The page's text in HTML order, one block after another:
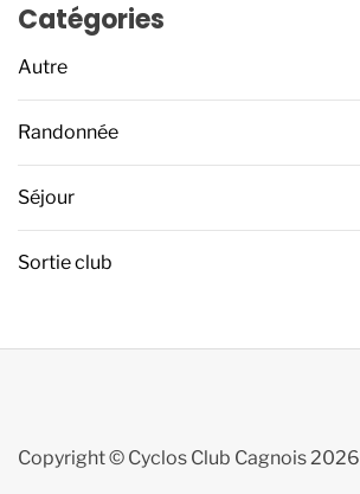
Catégories
Autre
Randonnée
Séjour
Sortie club
Copyright © Cyclos Club Cagnois 2026